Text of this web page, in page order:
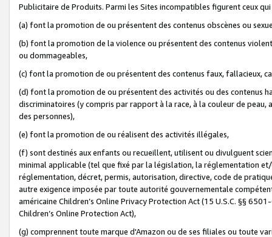
Publicitaire de Produits. Parmi les Sites incompatibles figurent ceux
(a) font la promotion de ou présentent des contenus obscènes ou
(b) font la promotion de la violence ou présentent des contenus
ou dommageables,
(c) font la promotion de ou présentent des contenus faux, fallacieux,
(d) font la promotion de ou présentent des activités ou des contenus
discriminatoires (y compris par rapport à la race, à la couleur de
des personnes),
(e) font la promotion de ou réalisent des activités illégales,
(f) sont destinés aux enfants ou recueillent, utilisent ou divulguent
minimal applicable (tel que fixé par la législation, la réglementation
réglementation, décret, permis, autorisation, directive, code de
autre exigence imposée par toute autorité gouvernementale
américaine Children’s Online Privacy Protection Act (15 U.S.C. §§
Children’s Online Protection Act),
(g) comprennent toute marque d'Amazon ou de ses filiales ou toute